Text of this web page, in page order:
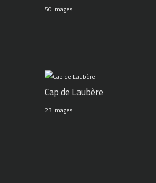
50 Images
Cap de Laubère
23 Images